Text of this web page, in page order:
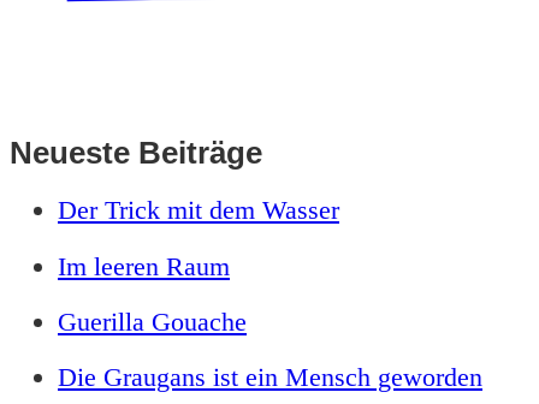
Neueste Beiträge
Der Trick mit dem Wasser
Im leeren Raum
Guerilla Gouache
Die Graugans ist ein Mensch geworden